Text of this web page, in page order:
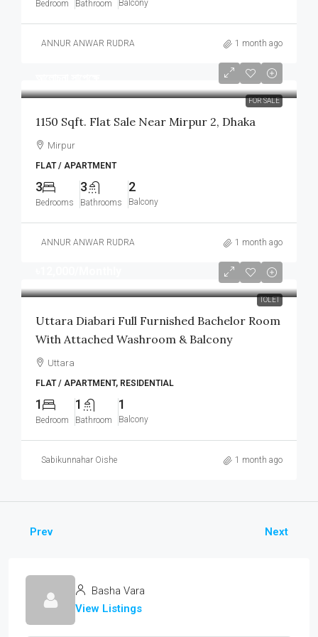
Bedroom Bathroom Balcony
ANNUR ANWAR RUDRA 1 month ago
FOR SALE
1150 Sqft. Flat Sale Near Mirpur 2, Dhaka
Mirpur
FLAT / APARTMENT
3
Bedrooms
3
Bathrooms
2
Balcony
ANNUR ANWAR RUDRA 1 month ago
TOLET
Uttara Diabari Full Furnished Bachelor Room
With Attached Washroom & Balcony
Uttara
FLAT / APARTMENT, RESIDENTIAL
1
Bedroom
1
Bathroom
1
Balcony
Sabikunnahar Oishe 1 month ago
Prev Next
Basha Vara
View Listings